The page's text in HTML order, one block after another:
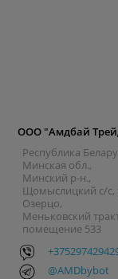
ООО "Амдбай
Республика
Минская обл.,
Минский р-н.,
Щомыслицкий с/с,
Озерцо,
Меньковский
помещение 533
@AMDbybot